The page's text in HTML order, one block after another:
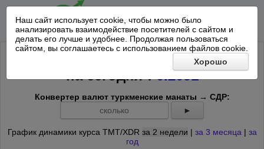
Наш сайт использует cookie, чтобы можно было
анализировать взаимодействие посетителей с сайтом и
делать его лучше и удобнее. Продолжая пользоваться
сайтом, вы соглашаетесь с использованием файлов cookie.
Хорошо
Курс Туркменского маната к СДР
насегодня :0.2091
Конвертер валют туркменские манаты → СДР:
►
График динамики курса TMT/XDR за 2 недели | за 3 месяца | за
год